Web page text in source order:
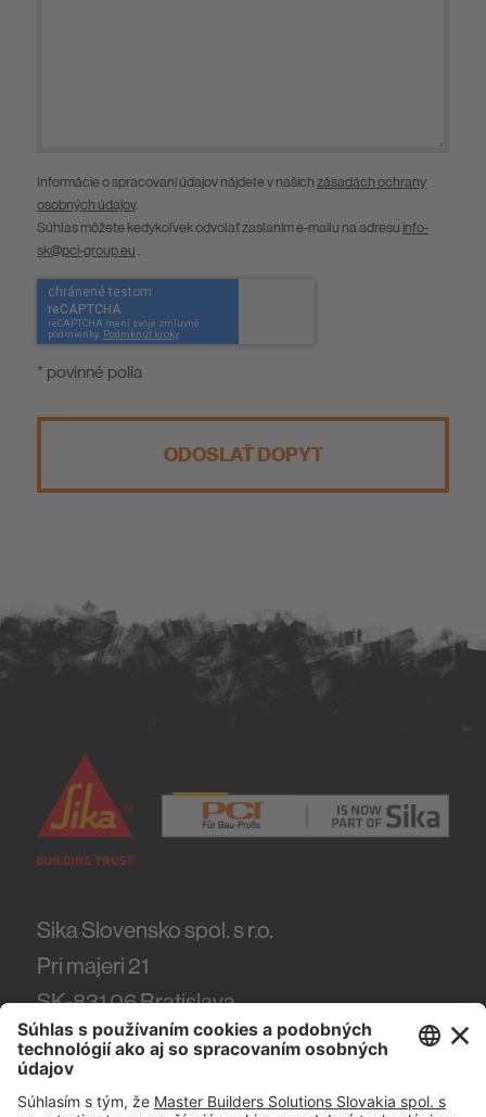
Informácie o spracovaní údajov nájdete v našich zásadách ochrany
osobných údajov.
Súhlas môžete kedykoľvek odvolať zaslaním e-mailu na adresu info-
sk@pci-group.eu .
* povinné polia
ODOSLAŤ DOPYT
Sika Slovensko spol. s r.o.
Pri majeri 21
SK-831 06Bratislava
Tel. (+421) 918 444 918